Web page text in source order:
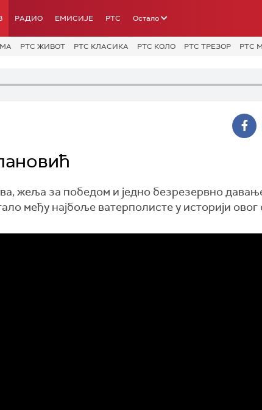
РАДИО ЕМИСИЈЕ РТС Остало
РТС ЖИВОТ РТС КЛАСИКА РТС КОЛО РТС ТРЕЗОР РТС
жеља за победом и једно безрезервно
међу најбоље ватерполисте у историји овог